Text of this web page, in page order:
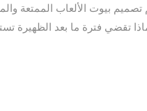
تصميم بيوت الألعاب الممتعة
تقضي فترة ما بعد